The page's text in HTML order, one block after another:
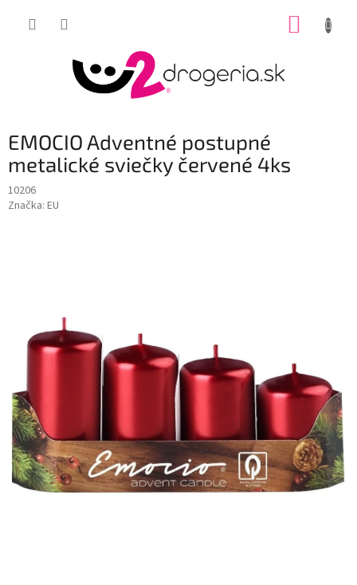
EMOCIO Adventné postupné
metalické sviečky červené 4ks
10206
Značka: EU